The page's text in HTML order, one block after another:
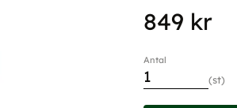
849 kr
Antal
st